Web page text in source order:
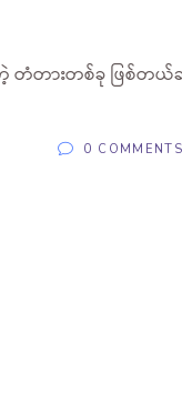
းတဲ့ တံတားတစ်ခု ဖြစ်
0 COMMENTS